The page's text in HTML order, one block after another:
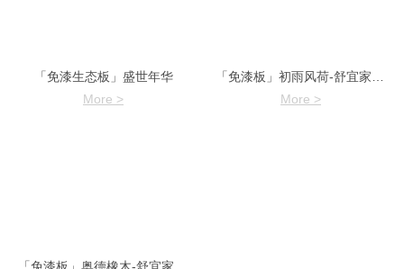
「免漆生态板」盛世年华
More >
「免漆板」初雨风荷-舒宜家系列
More >